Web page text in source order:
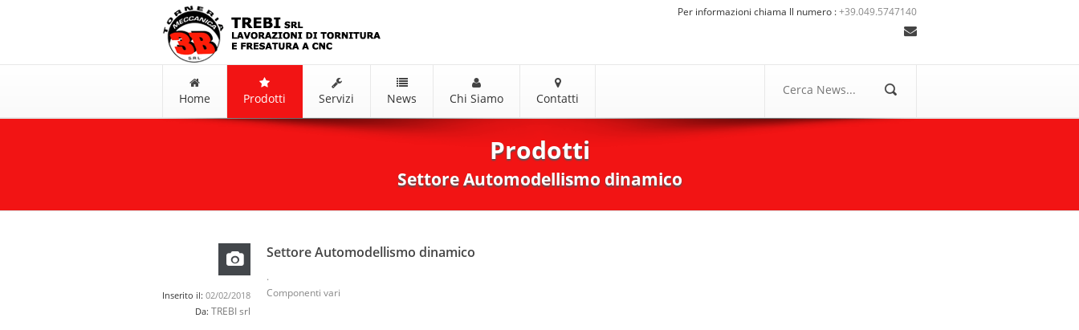
Per informazioni chiama ll numero :+39.049.5747140
Home Prodotti Servizi News Chi Siamo Contatti
Prodotti
Settore Automodellismo dinamico
Inserito il: 02/02/2018
Da: TREBI srl
Settore Automodellismo dinamico
.
Componenti vari